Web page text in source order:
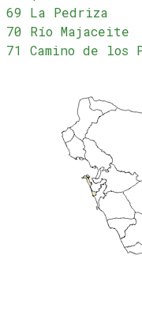
69 La Pedriza
70 Río Majaceite
71 Camino de los